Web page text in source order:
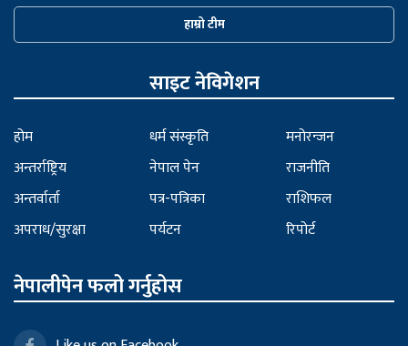
हाम्रो टीम
साइट नेविगेशन
होम
अन्तर्राष्ट्रिय
अन्तर्वार्ता
अपराध/सुरक्षा
धर्म संस्कृति
नेपाल पेन
पत्र-पत्रिका
पर्यटन
मनोरन्जन
राजनीति
राशिफल
रिपोर्ट
नेपालीपेन फलो गर्नुहोस